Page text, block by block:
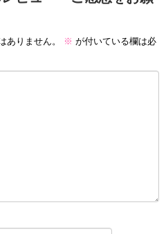
ありません。 ※ が付いている欄は必